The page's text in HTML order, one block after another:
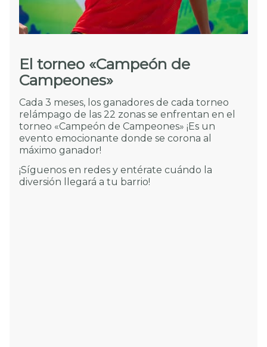
El torneo «Campeón de
Campeones»
Cada 3 meses, los ganadores de cada torneo
relámpago de las 22 zonas se enfrentan en el
torneo «Campeón de Campeones» ¡Es un
evento emocionante donde se corona al
máximo ganador!
¡Síguenos en redes y entérate cuándo la
diversión llegará a tu barrio!